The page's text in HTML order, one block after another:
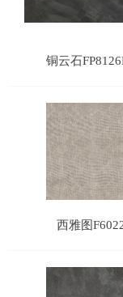
铜云石
西雅图